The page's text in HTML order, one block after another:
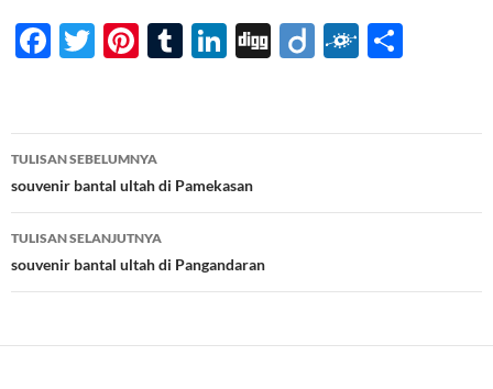
F
b
o
o
k
T
er
Pi
es
t
T
bl
r
Li
e
dI
n
Di Di F
d e
Navigasi
Tulisan
TULISAN SEBELUMNYA
souvenir bantal ultah di Pamekasan
TULISAN SELANJUTNYA
souvenir bantal ultah di Pangandaran